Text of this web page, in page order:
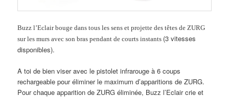
Buzz l’Eclair bouge dans tous les sens et projette des têtes de ZURG
sur les murs avec son bras pendant de courts instants (3 vitesses
disponibles).
A toi de bien viser avec le pistolet infrarouge à 6 coups
rechargeable pour éliminer le maximum d’apparitions de ZURG.
Pour chaque apparition de ZURG éliminée, Buzz l’Eclair crie et